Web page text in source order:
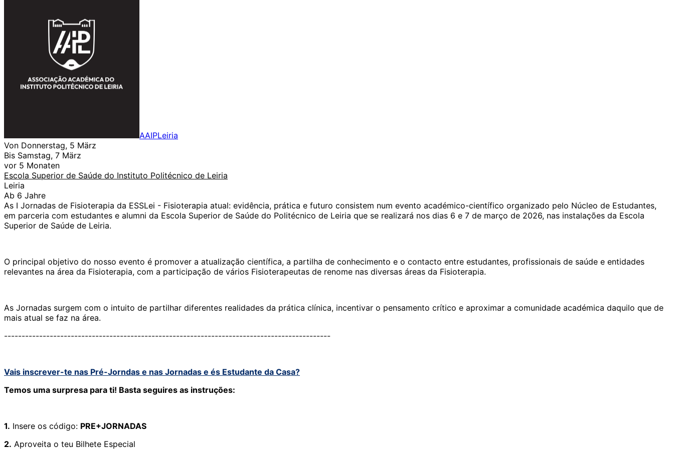
AAIPLeiria
Von Donnerstag, 5 März
Bis Samstag, 7 März
vor 5 Monaten
Escola Superior de Saúde do Instituto Politécnico de Leiria
Leiria
Ab 6 Jahre
As I Jornadas de Fisioterapia da ESSLei - Fisioterapia atual: evidência, prática e futuro consistem num evento académico-científico organizado pelo Núcleo de Estudantes,
em parceria com estudantes e alumni da Escola Superior de Saúde do Politécnico de Leiria que se realizará nos dias 6 e 7 de março de 2026, nas instalações da Escola
Superior de Saúde de Leiria.
O principal objetivo do nosso evento é promover a atualização científica, a partilha de conhecimento e o contacto entre estudantes, profissionais de saúde e entidades
relevantes na área da Fisioterapia, com a participação de vários Fisioterapeutas de renome nas diversas áreas da Fisioterapia.
As Jornadas surgem com o intuito de partilhar diferentes realidades da prática clínica, incentivar o pensamento crítico e aproximar a comunidade académica daquilo que de
mais atual se faz na área.
---------------------------------------------------------------------------------------------
Vais inscrever-te nas Pré-Jorndas e nas Jornadas e és Estudante da Casa?
Temos uma surpresa para ti! Basta seguires as instruções:
1. Insere os código: PRE+JORNADAS
2. Aproveita o teu Bilhete Especial